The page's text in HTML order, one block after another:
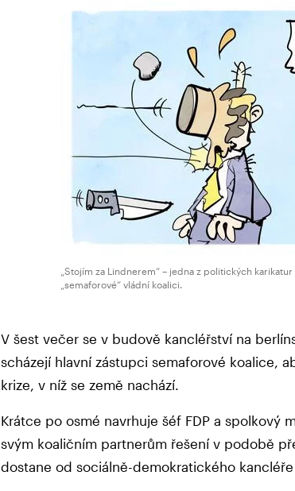
„Stojím za Lindnerem“ – jedna z politických
„semaforové“ vládní koalici.
V šest večer se v budově kancléřství na
scházejí hlavní zástupci semaforové koalice,
krize, v níž se země nachází.
Krátce po osmé navrhuje šéf FDP a spolkový
svým koaličním partnerům řešení v podobě
dostane od sociálně-demokratického